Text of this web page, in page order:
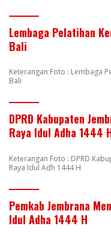
Lembaga Pelatihan
Bali
Keterangan Foto : Lembaga
Bali
DPRD Kabupaten
Raya Idul Adha 1444
Keterangan Foto : DPRD
Raya Idul Adh 1444 H
Pemkab Jembrana
Idul Adha 1444 H